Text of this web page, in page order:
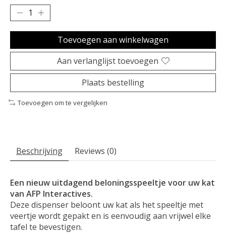
Toevoegen aan winkelwagen
Aan verlanglijst toevoegen
Plaats bestelling
Toevoegen om te vergelijken
Beschrijving Reviews (0)
Een nieuw uitdagend beloningsspeeltje voor uw kat
van AFP Interactives.
Deze dispenser beloont uw kat als het speeltje met
veertje wordt gepakt en is eenvoudig aan vrijwel elke
tafel te bevestigen.